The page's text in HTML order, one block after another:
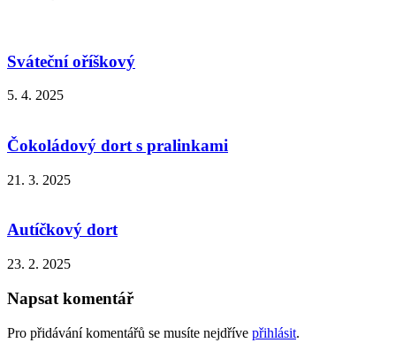
Sváteční oříškový
5. 4. 2025
Čokoládový dort s pralinkami
21. 3. 2025
Autíčkový dort
23. 2. 2025
Napsat komentář
Pro přidávání komentářů se musíte nejdříve přihlásit.